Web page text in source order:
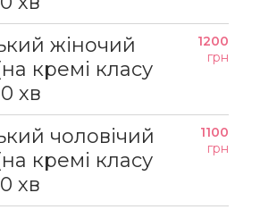
жіночий
кремі класу
хв
1200
грн
чоловічий
кремі класу
хв
1100
грн